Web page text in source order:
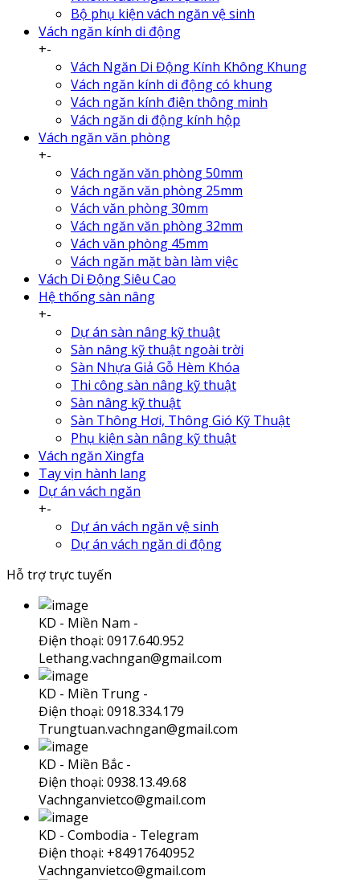
Bộ phụ kiện vách ngăn vệ sinh
Vách ngăn kính di động
+-
Vách Ngăn Di Động Kính Không Khung
Vách ngăn kính di động có khung
Vách ngăn kính điện thông minh
Vách ngăn di động kính hộp
Vách ngăn văn phòng
+-
Vách ngăn văn phòng 50mm
Vách ngăn văn phòng 25mm
Vách văn phòng 30mm
Vách ngăn văn phòng 32mm
Vách văn phòng 45mm
Vách ngăn mặt bàn làm việc
Vách Di Động Siêu Cao
Hệ thống sàn nâng
+-
Dự án sàn nâng kỹ thuật
Sàn nâng kỹ thuật ngoài trời
Sàn Nhựa Giả Gỗ Hèm Khóa
Thi công sàn nâng kỹ thuật
Sàn nâng kỹ thuật
Sàn Thông Hơi, Thông Gió Kỹ Thuật
Phụ kiện sàn nâng kỹ thuật
Vách ngăn Xingfa
Tay vịn hành lang
Dự án vách ngăn
+-
Dự án vách ngăn vệ sinh
Dự án vách ngăn di động
Hỗ trợ trực tuyến
KD - Miền Nam -
Điện thoại: 0917.640.952
Lethang.vachngan@gmail.com
KD - Miền Trung -
Điện thoại: 0918.334.179
Trungtuan.vachngan@gmail.com
KD - Miền Bắc -
Điện thoại: 0938.13.49.68
Vachnganvietco@gmail.com
KD - Combodia - Telegram
Điện thoại: +84917640952
Vachnganvietco@gmail.com